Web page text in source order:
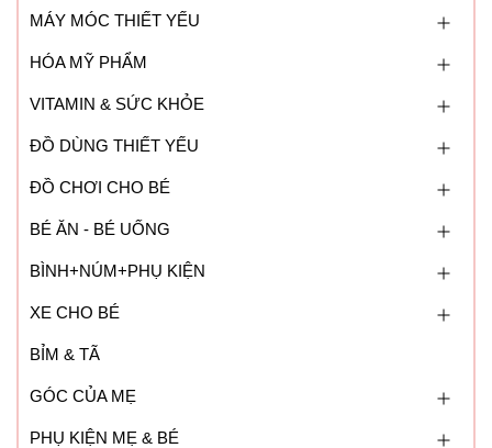
3.2kg – 11.3kg (sơ sinh – 24 tháng)
Có thể giặt máy
Có thể cho bé bú khi sử dụng địu
MÁY MÓC THIẾT YẾU
HÓA MỸ PHẨM
VITAMIN & SỨC KHỎE
ĐỒ DÙNG THIẾT YẾU
ĐỒ CHƠI CHO BÉ
BÉ ĂN - BÉ UỐNG
BÌNH+NÚM+PHỤ KIỆN
XE CHO BÉ
BỈM & TÃ
GÓC CỦA MẸ
PHỤ KIỆN MẸ & BÉ